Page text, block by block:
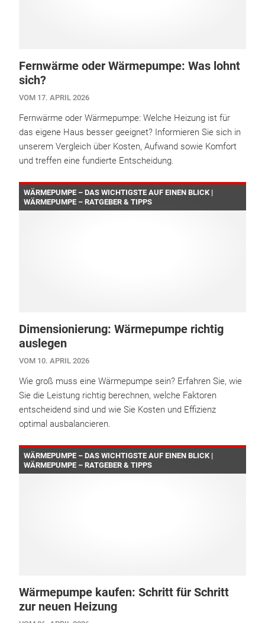
Fernwärme oder Wärmepumpe: Was lohnt
sich?
VOM 17. APRIL 2026
Fernwärme oder Wärmepumpe: Welche Heizung ist für
das eigene Haus besser geeignet? Informieren Sie sich in
unserem Vergleich über Kosten, Aufwand sowie Komfort
und treffen eine fundierte Entscheidung.
WÄRMEPUMPE – DAS WICHTIGSTE AUF EINEN BLICK |
WÄRMEPUMPE – RATGEBER & TIPPS
Dimensionierung: Wärmepumpe richtig
auslegen
VOM 10. APRIL 2026
Wie groß muss eine Wärmepumpe sein? Erfahren Sie, wie
Sie die Leistung richtig berechnen, welche Faktoren
entscheidend sind und wie Sie Kosten und Effizienz
optimal ausbalancieren.
WÄRMEPUMPE – DAS WICHTIGSTE AUF EINEN BLICK |
WÄRMEPUMPE – RATGEBER & TIPPS
Wärmepumpe kaufen: Schritt für Schritt
zur neuen Heizung